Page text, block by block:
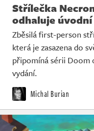
Střílečka
odhaluje
Zběsilá first-person
která je zasazena do
připomíná sérii Doom
vydání.
Michal Burian